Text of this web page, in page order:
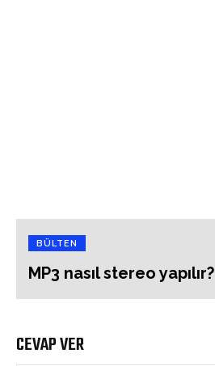
BÜLTEN
MP3 nasıl stereo yapılır?
CEVAP VER